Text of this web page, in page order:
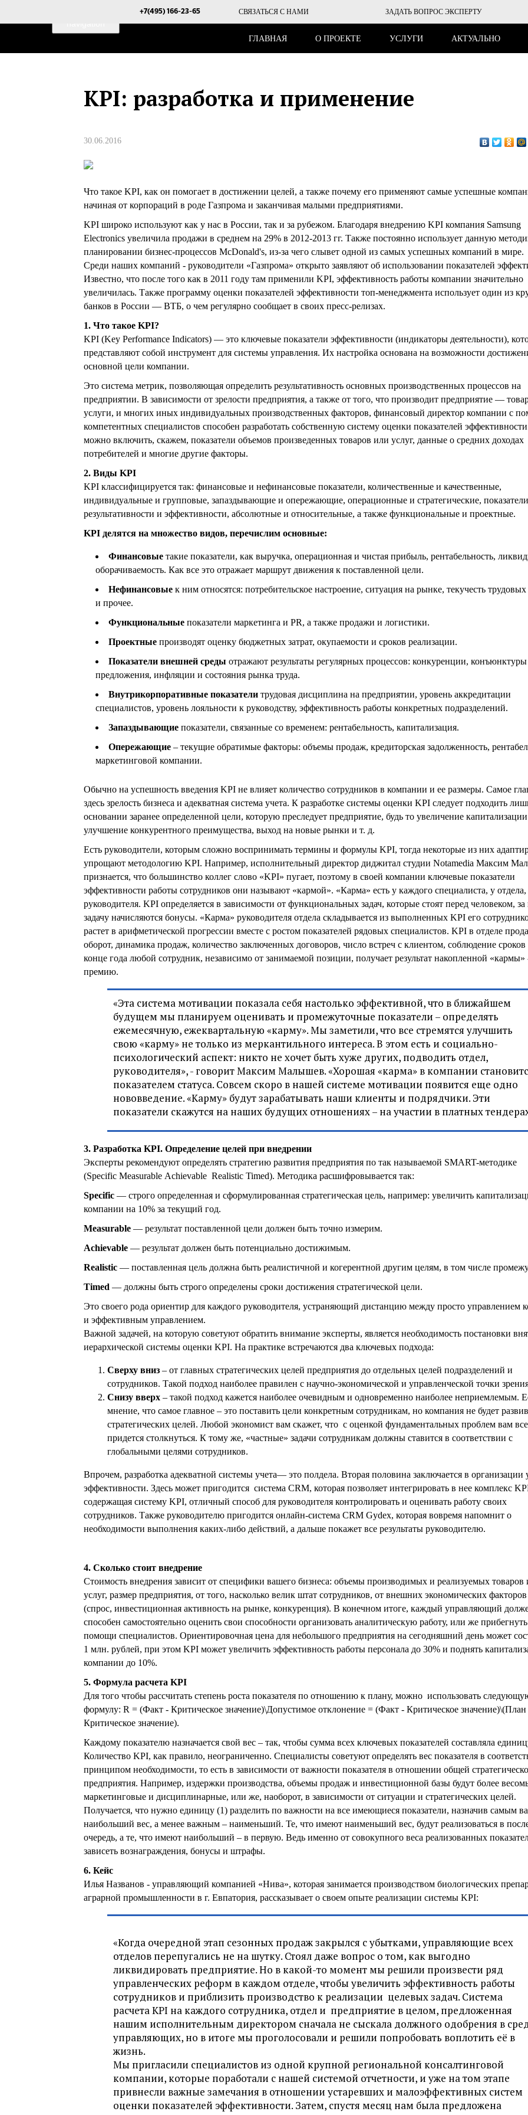
+7(495) 166-23-65 СВЯЗАТЬСЯ С НАМИ ЗАДАТЬ ВОПРОС ЭКСПЕРТУ
ГЛАВНАЯ О ПРОЕКТЕ УСЛУГИ АКТУАЛЬНО
KPI: разработка и применение
30.06.2016
Что такое KPI, как он помогает в достижении целей, а также почему его применяют самые успешные
начиная от корпораций в роде Газпрома и заканчивая малыми предприятиями.
KPI широко используют как у нас в России, так и за рубежом. Благодаря внедрению KPI компания Samsung
Electronics увеличила продажи в среднем на 29% в 2012-2013 гг. Также постоянно использует данную
планировании бизнес-процессов McDonald's, из-за чего слывет одной из самых успешных компаний в мире.
Среди наших компаний - руководители «Газпрома» открыто заявляют об использовании показателей
Известно, что после того как в 2011 году там применили KPI, эффективность работы компании значительно
увеличилась. Также программу оценки показателей эффективности топ-менеджмента использует один из
банков в России — ВТБ, о чем регулярно сообщает в своих пресс-релизах.
1. Что такое KPI?
KPI (Key Performance Indicators) — это ключевые показатели эффективности (индикаторы деятельности),
представляют собой инструмент для системы управления. Их настройка основана на возможности
основной цели компании.
Это система метрик, позволяющая определить результативность основных производственных процессов на
предприятии. В зависимости от зрелости предприятия, а также от того, что производит предприятие —
услуги, и многих иных индивидуальных производственных факторов, финансовый директор компании с
компетентных специалистов способен разработать собственную систему оценки показателей
можно включить, скажем, показатели объемов произведенных товаров или услуг, данные о средних доходах
потребителей и многие другие факторы.
2. Виды KPI
KPI классифицируется так: финансовые и нефинансовые показатели, количественные и качественные,
индивидуальные и групповые, запаздывающие и опережающие, операционные и стратегические, показатели
результативности и эффективности, абсолютные и относительные, а также функциональные и проектные.
KPI делятся на множество видов, перечислим основные:
Финансовые такие показатели, как выручка, операционная и чистая прибыль, рентабельность,
оборачиваемость. Как все это отражает маршрут движения к поставленной цели.
Нефинансовые к ним относятся: потребительское настроение, ситуация на рынке, текучесть трудовых
и прочее.
Функциональные показатели маркетинга и PR, а также продажи и логистики.
Проектные производят оценку бюджетных затрат, окупаемости и сроков реализации.
Показатели внешней среды отражают результаты регулярных процессов: конкуренции, конъюнктуры
предложения, инфляции и состояния рынка труда.
Внутрикорпоративные показатели трудовая дисциплина на предприятии, уровень аккредитации
специалистов, уровень лояльности к руководству, эффективность работы конкретных подразделений.
Запаздывающие показатели, связанные со временем: рентабельность, капитализация.
Опережающие – текущие обратимые факторы: объемы продаж, кредиторская задолженность,
маркетинговой компании.
Обычно на успешность введения KPI не влияет количество сотрудников в компании и ее размеры. Самое
здесь зрелость бизнеса и адекватная система учета. К разработке системы оценки KPI следует подходить
основании заранее определенной цели, которую преследует предприятие, будь то увеличение
улучшение конкурентного преимущества, выход на новые рынки и т. д.
Есть руководители, которым сложно воспринимать термины и формулы KPI, тогда некоторые из них
упрощают методологию KPI. Например, исполнительный директор диджитал студии Notamedia Максим
признается, что большинство коллег слово «KPI» пугает, поэтому в своей компании ключевые показатели
эффективности работы сотрудников они называют «кармой». «Карма» есть у каждого специалиста, у отдела,
руководителя. KPI определяется в зависимости от функциональных задач, которые стоят перед человеком,
задачу начисляются бонусы. «Карма» руководителя отдела складывается из выполненных KPI его
растет в арифметической прогрессии вместе с ростом показателей рядовых специалистов. KPI в отделе
оборот, динамика продаж, количество заключенных договоров, число встреч с клиентом, соблюдение
конце года любой сотрудник, независимо от занимаемой позиции, получает результат накопленной «кармы»
премию.
«Эта система мотивации показала себя настолько эффективной, что в ближайшем
будущем мы планируем оценивать и промежуточные показатели – определять
ежемесячную, ежеквартальную «карму». Мы заметили, что все стремятся улучшить
свою «карму» не только из меркантильного интереса. В этом есть и социально-
психологический аспект: никто не хочет быть хуже других, подводить отдел,
руководителя», - говорит Максим Малышев. «Хорошая «карма» в компании
показателем статуса. Совсем скоро в нашей системе мотивации появится еще одно
нововведение. «Карму» будут зарабатывать наши клиенты и подрядчики. Эти
показатели скажутся на наших будущих отношениях – на участии в платных
3. Разработка KPI. Определение целей при внедрении
Эксперты рекомендуют определять стратегию развития предприятия по так называемой SMART-методике
(Specific Measurable Achievable Realistiс Timed). Методика расшифровывается так:
Specific — строго определенная и сформулированная стратегическая цель, например: увеличить
компании на 10% за текущий год.
Measurable — результат поставленной цели должен быть точно измерим.
Achievable — результат должен быть потенциально достижимым.
Realistic — поставленная цель должна быть реалистичной и когерентной другим целям, в том числе
Timed — должны быть строго определены сроки достижения стратегической цели.
Это своего рода ориентир для каждого руководителя, устраняющий дистанцию между просто управлением
и эффективным управлением.
Важной задачей, на которую советуют обратить внимание эксперты, является необходимость постановки
иерархической системы оценки KPI. На практике встречаются два ключевых подхода:
Сверху вниз – от главных стратегических целей предприятия до отдельных целей подразделений и
сотрудников. Такой подход наиболее правилен с научно-экономической и управленческой точки
Снизу вверх – такой подход кажется наиболее очевидным и одновременно наиболее неприемлемым.
мнение, что самое главное – это поставить цели конкретным сотрудникам, но компания не будет
стратегических целей. Любой экономист вам скажет, что с оценкой фундаментальных проблем вам
придется столкнуться. К тому же, «частные» задачи сотрудникам должны ставится в соответствии с
глобальными целями сотрудников.
Впрочем, разработка адекватной системы учета— это полдела. Вторая половина заключается в организации
эффективности. Здесь может пригодится система CRM, которая позволяет интегрировать в нее комплекс
содержащая систему KPI, отличный способ для руководителя контролировать и оценивать работу своих
сотрудников. Также руководителю пригодится онлайн-система CRM Gydex, которая вовремя напомнит о
необходимости выполнения каких-либо действий, а дальше покажет все результаты руководителю.
4. Сколько стоит внедрение
Стоимость внедрения зависит от специфики вашего бизнеса: объемы производимых и реализуемых товаров
услуг, размер предприятия, от того, насколько велик штат сотрудников, от внешних экономических факторов
(спрос, инвестиционная активность на рынке, конкуренция). В конечном итоге, каждый управляющий
способен самостоятельно оценить свои способности организовать аналитическую работу, или же
помощи специалистов. Ориентировочная цена для небольшого предприятия на сегодняшний день может
1 млн. рублей, при этом KPI может увеличить эффективность работы персонала до 30% и поднять
компании до 10%.
5. Формула расчета KPI
Для того чтобы рассчитать степень роста показателя по отношению к плану, можно использовать
формулу: R = (Факт - Критическое значение)\Допустимое отклонение = (Факт - Критическое значение)\(План
Критическое значение).
Каждому показателю назначается свой вес – так, чтобы сумма всех ключевых показателей составляла
Количество KPI, как правило, неограниченно. Специалисты советуют определять вес показателя в
принципом необходимости, то есть в зависимости от важности показателя в отношении общей
предприятия. Например, издержки производства, объемы продаж и инвестиционной базы будут более
маркетинговые и дисциплинарные, или же, наоборот, в зависимости от ситуации и стратегических целей.
Получается, что нужно единицу (1) разделить по важности на все имеющиеся показатели, назначив самым
наибольший вес, а менее важным – наименьший. Те, что имеют наименьший вес, будут реализоваться в
очередь, а те, что имеют наибольший – в первую. Ведь именно от совокупного веса реализованных
зависеть вознаграждения, бонусы и штрафы.
6. Кейс
Илья Названов - управляющий компанией «Нива», которая занимается производством биологических
аграрной промышленности в г. Евпатория, рассказывает о своем опыте реализации системы KPI:
«Когда очередной этап сезонных продаж закрылся с убытками, управляющие всех
отделов перепугались не на шутку. Стоял даже вопрос о том, как выгодно
ликвидировать предприятие. Но в какой-то момент мы решили произвести ряд
управленческих реформ в каждом отделе, чтобы увеличить эффективность работы
сотрудников и приблизить производство к реализации целевых задач. Система
расчета KPI на каждого сотрудника, отдел и предприятие в целом, предложенная
нашим исполнительным директором сначала не сыскала должного одобрения в
управляющих, но в итоге мы проголосовали и решили попробовать воплотить её в
жизнь.
Мы пригласили специалистов из одной крупной региональной консалтинговой
компании, которые поработали с нашей системой отчетности, и уже на том этапе
привнесли важные замечания в отношении устаревших и малоэффективных систем
оценки показателей эффективности. Затем, спустя месяц нам была предложена